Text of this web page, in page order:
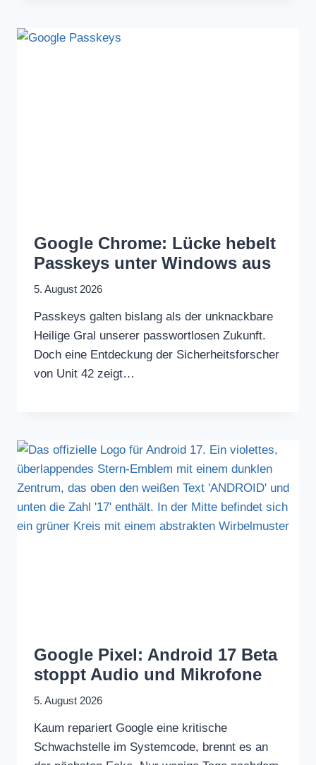
Google Chrome: Lücke hebelt
Passkeys unter Windows aus
5. August 2026
Passkeys galten bislang als der unknackbare
Heilige Gral unserer passwortlosen Zukunft.
Doch eine Entdeckung der Sicherheitsforscher
von Unit 42 zeigt…
Google Pixel: Android 17 Beta
stoppt Audio und Mikrofone
5. August 2026
Kaum repariert Google eine kritische
Schwachstelle im Systemcode, brennt es an